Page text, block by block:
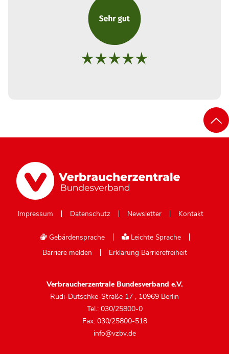
Impressum Datenschutz Newsletter Kontakt
Gebärdensprache
Leichte Sprache
Barriere melden
Erklärung Barrierefreiheit
Verbraucherzentrale Bundesverband e.V.
Rudi-Dutschke-Straße 17 , 10969 Berlin
Tel.: 030/25800-0
Fax: 030/25800-518
info@vzbv.de